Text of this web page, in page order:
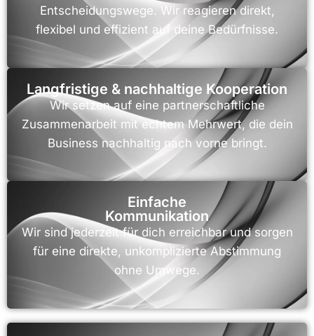
Entscheidungswege. Wir reagieren direkt,
flexibel und effizient auf deine Bedürfnisse.
Langfristige & nachhaltige Kooperation
Wir setzen auf eine partnerschaftliche
Zusammenarbeit mit echtem Mehrwert, die dein
Business nachhaltig nach vorne bringt.
Einfache
Kommunikation
Wir sind jederzeit für dich erreichbar und sorgen
für eine direkte, unkomplizierte Abstimmung
ohne Umwege.